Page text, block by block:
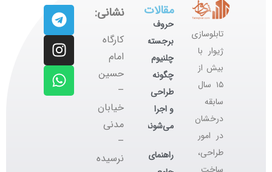
تابلوسازی
ژیوار با
بیش از
۱۵ سال
سابقه
درخشان
در امور
طراحی،
مقالات
حروف
برجسته
چلنیوم
چگونه
طراحی
و اجرا
می‌شوند؟
راهنمای
نشانی:
کارگاه
‌امام
حسین
–
خیابان
مدنی
–
نرسیده